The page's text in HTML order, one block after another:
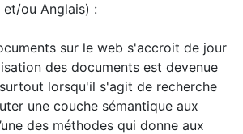
et/ou Anglais) :
sur le web s'accroit de jour
des documents est devenue
lorsqu'il s'agit de recherche
une couche sémantique aux
des méthodes qui donne aux